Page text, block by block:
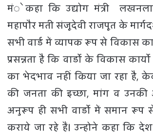
मंे कहा कि उद्योग मंत्री
महापौर मती संजूदेवी राजपूत के
सभी वार्ड में व्यापक रूप से विकास
प्रसन्नता है कि वार्डाे के विकास
का भेदभाव नहीं किया जा रहा है,
की जनता की इच्छा, मांग व
अनुरूप ही सभी वार्डाे में समान रूप
कराये जा रहे हैं। उन्होने कहा कि